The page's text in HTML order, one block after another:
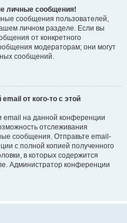
личные сообщения!
сообщения пользователей,
личном разделе. Если вы
от конкретного
модераторам; они могут
сообщений.
от кого-то с этой
на данной конференции
отслеживания
сообщения. Отправьте email-
с полной копией полученного
в которых содержится
Администратор конференции